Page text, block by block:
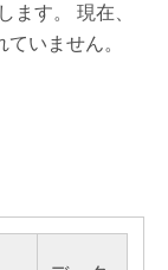
ます。 現在、
いません。